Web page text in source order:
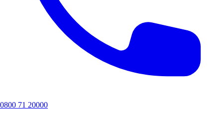
0800 71 20000